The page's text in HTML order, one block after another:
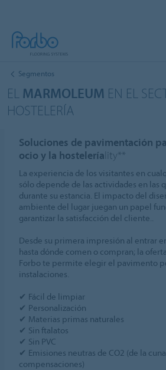
Segmentos
EL MARMOLEUM EN EL
HOSTELERÍA
Soluciones de pavimentación
ocio y la hostelería lity**
La experiencia de los visitantes en
sólo depende de las actividades en las
durante su estancia. El impacto del
ambiente del lugar juegan un papel
garantizar la satisfacción del cliente..
Desde su primera impresión al entrar
hasta dónde comen o compran; la
Forbo te permite elegir el pavimento
instalaciones.
✔ Fácil de limpiar
✔ Personalización
✔ Materias primas naturales
✔ Sin ftalatos
✔ Sin PVC
✔ Emisiones neutras de CO2 (de la
compensaciones)